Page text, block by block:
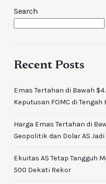
Search
Recent Posts
Emas Tertahan di Bawah
Keputusan FOMC di
Harga Emas Tertahan di
Geopolitik dan Dolar AS
Ekuitas AS Tetap Tangguh
500 Dekati Rekor